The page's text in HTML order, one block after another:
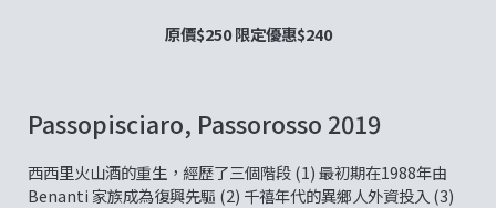
原價$250 限定優惠$240
Passopisciaro, Passorosso 2019
西西里火山酒的重生，經歷了三個階段 (1) 最初期在1988年由
Benanti 家族成為復興先驅 (2) 千禧年代的異鄉人外資投入 (3)